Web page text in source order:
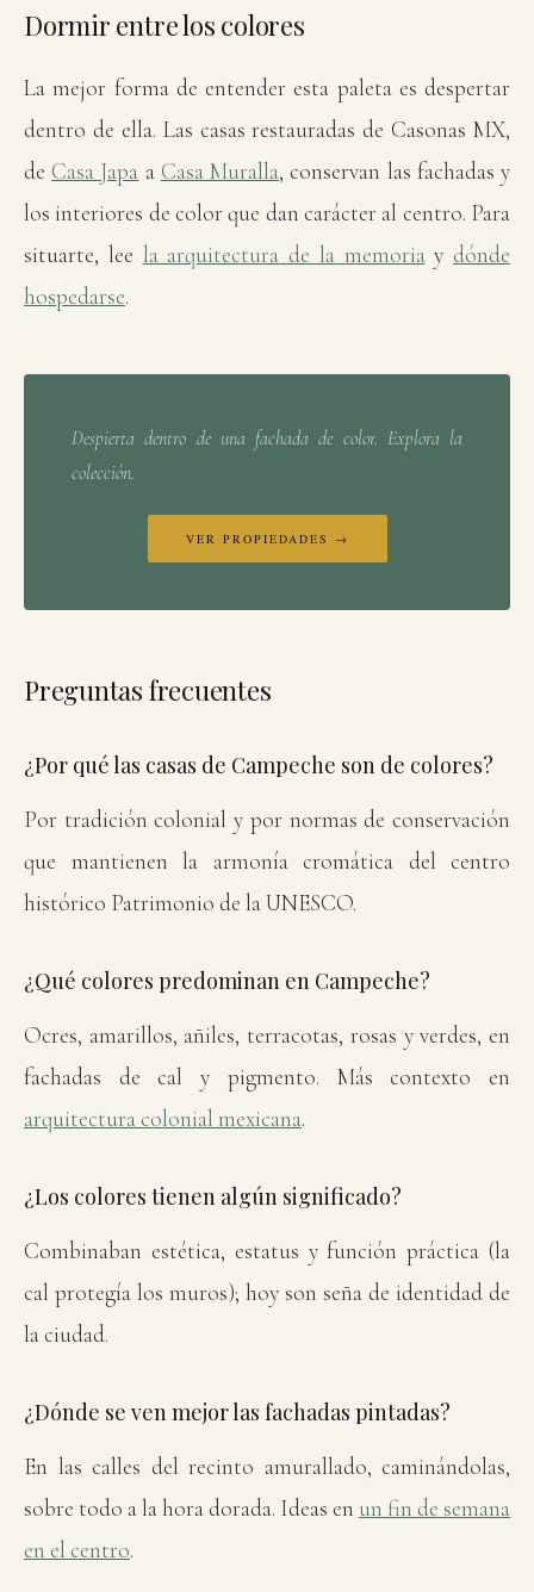
Dormir entre los colores
La mejor forma de entender esta paleta es despertar
dentro de ella. Las casas restauradas de Casonas MX,
de Casa Japa a Casa Muralla, conservan las fachadas y
los interiores de color que dan carácter al centro. Para
situarte, lee la arquitectura de la memoria y dónde
hospedarse.
Despierta dentro de una fachada de color. Explora la
colección.
VER PROPIEDADES →
Preguntas frecuentes
¿Por qué las casas de Campeche son de colores?
Por tradición colonial y por normas de conservación
que mantienen la armonía cromática del centro
histórico Patrimonio de la UNESCO.
¿Qué colores predominan en Campeche?
Ocres, amarillos, añiles, terracotas, rosas y verdes, en
fachadas de cal y pigmento. Más contexto en
arquitectura colonial mexicana.
¿Los colores tienen algún significado?
Combinaban estética, estatus y función práctica (la
cal protegía los muros); hoy son seña de identidad de
la ciudad.
¿Dónde se ven mejor las fachadas pintadas?
En las calles del recinto amurallado, caminándolas,
sobre todo a la hora dorada. Ideas en un fin de semana
en el centro.